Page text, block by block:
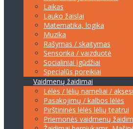
Laikas
Lauko žaislai
Matematika, logika
Muzika
Rašymas / skaitymas
Sensorika / vaizduotė
Socialiniai įgūdžiai
Specialūs poreikiai
Vaidmenų žaidimai
Lėlės / lėlių nameliai /
Pasakojimų / kalbos lėlės
Pirštininės lėlės lėlių teatrui
Priemonės vaidmenų